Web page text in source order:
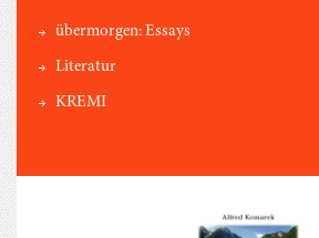
übermorgen: Essays
Literatur
KREMI